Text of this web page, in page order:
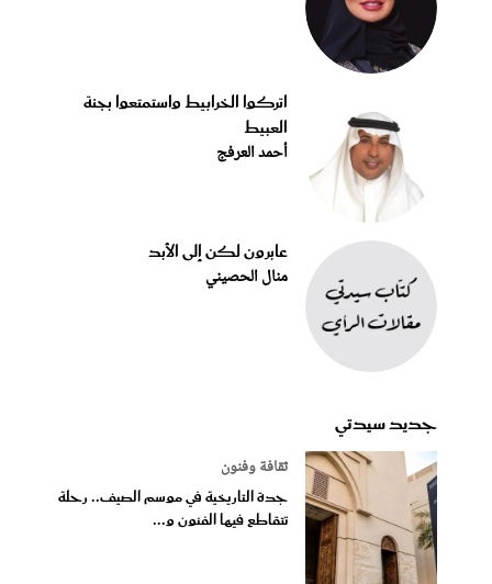
اتركوا الخرابيط واستمتعوا بجنة
العبيط
أحمد العرفج
عابرون لكن إلى الأبد
منال الحصيني
جديد سيدتي
ثقافة وفنون
جدة التاريخية في موسم الصيف.. رحلة
تتقاطع فيها الفنون و...